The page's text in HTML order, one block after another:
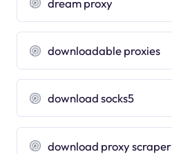
dream proxy
downloadable proxies
download socks5
download proxy scraper